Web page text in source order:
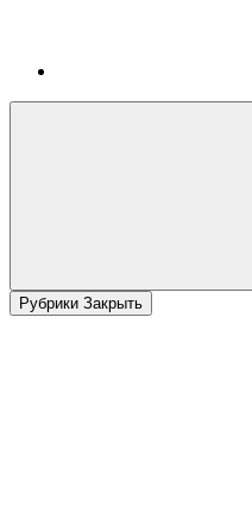
Рубрики Закрыть